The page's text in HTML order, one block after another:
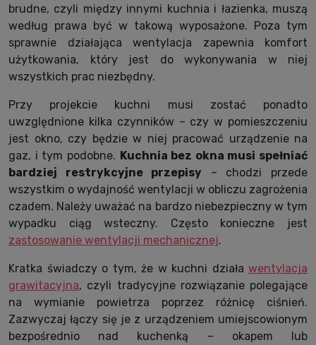
brudne, czyli między innymi kuchnia i łazienka, muszą
według prawa być w takową wyposażone. Poza tym
sprawnie działająca wentylacja zapewnia komfort
użytkowania, który jest do wykonywania w niej
wszystkich prac niezbędny.
Przy projekcie kuchni musi zostać ponadto
uwzględnione kilka czynników – czy w pomieszczeniu
jest okno, czy będzie w niej pracować urządzenie na
gaz, i tym podobne. Kuchnia bez okna musi spełniać
bardziej restrykcyjne przepisy – chodzi przede
wszystkim o wydajność wentylacji w obliczu zagrożenia
czadem. Należy uważać na bardzo niebezpieczny w tym
wypadku ciąg wsteczny. Często konieczne jest
zastosowanie wentylacji mechanicznej.
Kratka świadczy o tym, że w kuchni działa wentylacja
grawitacyjna, czyli tradycyjne rozwiązanie polegające
na wymianie powietrza poprzez różnicę ciśnień.
Zazwyczaj łączy się je z urządzeniem umiejscowionym
bezpośrednio nad kuchenką – okapem lub